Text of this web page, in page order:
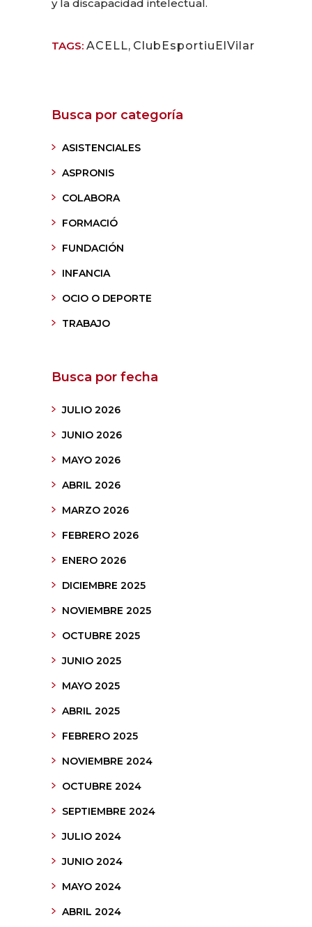
y la discapacidad intelectual.
TAGS: ACELL, ClubEsportiuElVilar
Busca por categoría
ASISTENCIALES
ASPRONIS
COLABORA
FORMACIÓ
FUNDACIÓN
INFANCIA
OCIO O DEPORTE
TRABAJO
Busca por fecha
JULIO 2026
JUNIO 2026
MAYO 2026
ABRIL 2026
MARZO 2026
FEBRERO 2026
ENERO 2026
DICIEMBRE 2025
NOVIEMBRE 2025
OCTUBRE 2025
JUNIO 2025
MAYO 2025
ABRIL 2025
FEBRERO 2025
NOVIEMBRE 2024
OCTUBRE 2024
SEPTIEMBRE 2024
JULIO 2024
JUNIO 2024
MAYO 2024
ABRIL 2024